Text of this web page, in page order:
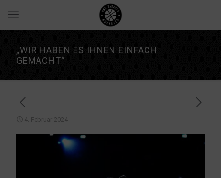
„WIR HABEN ES IHNEN EINFACH
GEMACHT“
4. Februar 2024